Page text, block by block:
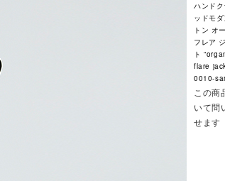
ハンド
ッドモ
トン オ
フレア
ト
flare
0010-
この商
いて問
せます